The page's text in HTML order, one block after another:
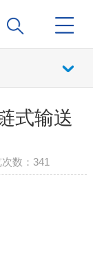
式输送
数：341